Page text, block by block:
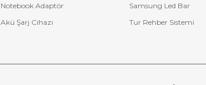
Notebook Adaptör Samsung Led Bar
Akü Şarj Cihazı Tur Rehber Sistemi